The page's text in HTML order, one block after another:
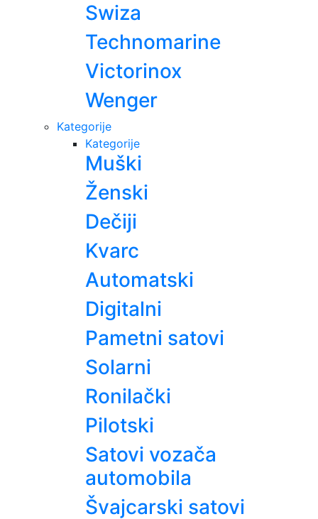
Swiza
Technomarine
Victorinox
Wenger
Kategorije
Kategorije
Muški
Ženski
Dečiji
Kvarc
Automatski
Digitalni
Pametni satovi
Solarni
Ronilački
Pilotski
Satovi vozača
automobila
Švajcarski satovi